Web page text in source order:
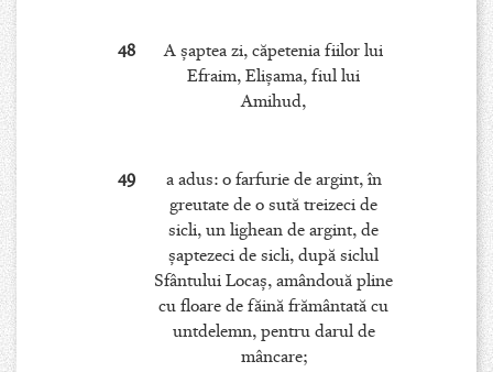
48
A şaptea zi, căpetenia fiilor lui
Efraim, Elişama, fiul lui
Amihud,
49
a adus: o farfurie de argint, în
greutate de o sută treizeci de
sicli, un lighean de argint, de
şaptezeci de sicli, după siclul
Sfântului Locaş, amândouă pline
cu floare de făină frământată cu
untdelemn, pentru darul de
mâncare;